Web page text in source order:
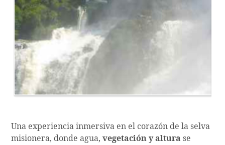
Una experiencia inmersiva en el corazón de la selva
misionera, donde agua, vegetación y altura se